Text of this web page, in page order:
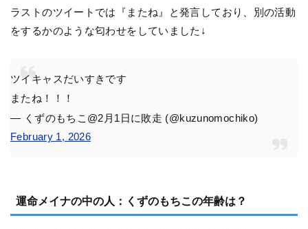
ラストのツイートでは『またね』と発言しており、別の活動
をするかのような匂わせをしていました↓
ツイキャスだいすきです
またね！！！
— くずのもちこ@2月1日に敗走 (@kuzunomochiko)
February 1, 2026
運命メイナの中の人：くずのもちこの年齢は？